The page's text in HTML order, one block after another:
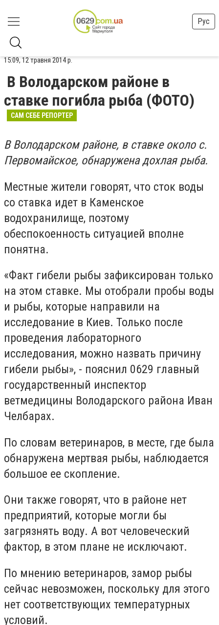
Рус
15:09, 12 травня 2014 р.
В Володарском районе в
ставке погибла рыба (ФОТО)
САМ СЕБЕ РЕПОРТЕР
В Володарском районе, в ставке около с.
Первомайское, обнаружена дохлая рыба.
Местные жители говорят, что сток воды
со ставка идет в Каменское
водохранилище, поэтому
обеспокоенность ситуацией вполне
понятна.
«Факт гибели рыбы зафиксирован только
на этом ставке. Мы отобрали пробы воды
и рыбы, которые направили на
исследование в Киев. Только после
проведения лабораторного
исследования, можно назвать причину
гибели рыбы», - пояснил 0629 главный
государственный инспектор
ветмедицины Володарского района Иван
Челбарах.
По словам ветеринаров, в месте, где была
обнаружена мертвая рыбы, наблюдается
большое ее скопление.
Они также говорят, что в районе нет
предприятий, которые могли бы
загрязнять воду. А вот человеческий
фактор, в этом плане не исключают.
По мнению ветеринаров, замор рыбы
сейчас невозможен, поскольку для этого
нет соответствующих температурных
условий.